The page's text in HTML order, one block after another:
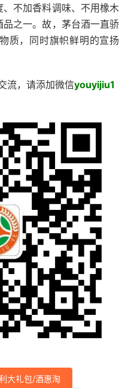
不加香料调味、不用橡木
之一。故，茅台酒一直骄
质，同时旗帜鲜明的宣扬
流，请添加微信youyijiu1
大礼包/酒惠淘